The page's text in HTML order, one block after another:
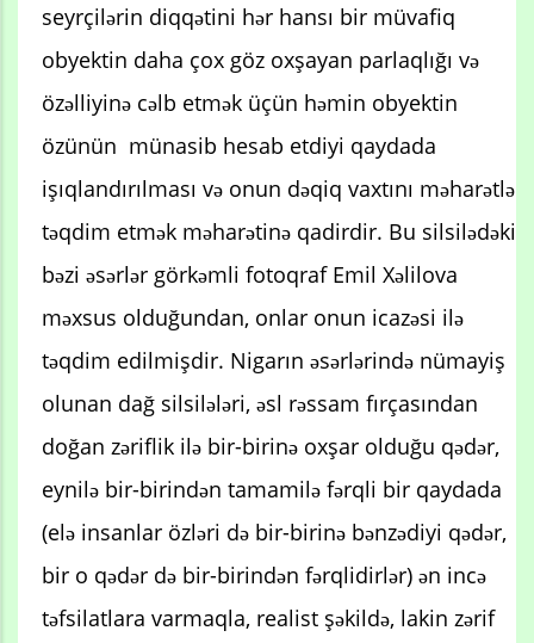
seyrçilərin diqqətini hər hansı bir müvafiq
obyektin daha çox göz oxşayan parlaqlığı və
özəlliyinə cəlb etmək üçün həmin obyektin
özünün münasib hesab etdiyi qaydada
işıqlandırılması və onun dəqiq vaxtını məharətlə
təqdim etmək məharətinə qadirdir. Bu silsilədəki
bəzi əsərlər görkəmli fotoqraf Emil Xəlilova
məxsus olduğundan, onlar onun icazəsi ilə
təqdim edilmişdir. Nigarın əsərlərində nümayiş
olunan dağ silsilələri, əsl rəssam fırçasından
doğan zəriflik ilə bir-birinə oxşar olduğu qədər,
eynilə bir-birindən tamamilə fərqli bir qaydada
(elə insanlar özləri də bir-birinə bənzədiyi qədər,
bir o qədər də bir-birindən fərqlidirlər) ən incə
təfsilatlara varmaqla, realist şəkildə, lakin zərif